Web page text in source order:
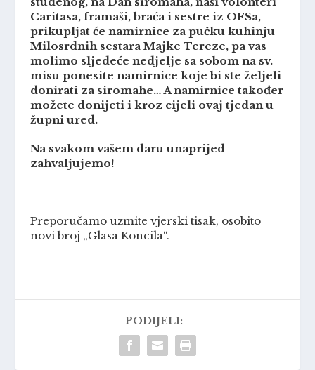
Caritasa, framaši, braća i sestre iz OFSa,
prikupljat će namirnice za pučku kuhinju
Milosrdnih sestara Majke Tereze, pa vas
molimo sljedeće nedjelje sa sobom na sv.
misu ponesite namirnice koje bi ste željeli
donirati za siromahe… A namirnice također
možete donijeti i kroz cijeli ovaj tjedan u
župni ured.
Na svakom vašem daru unaprijed
zahvaljujemo!
Preporučamo uzmite vjerski tisak, osobito
novi broj „Glasa Koncila“.
PODIJELI: